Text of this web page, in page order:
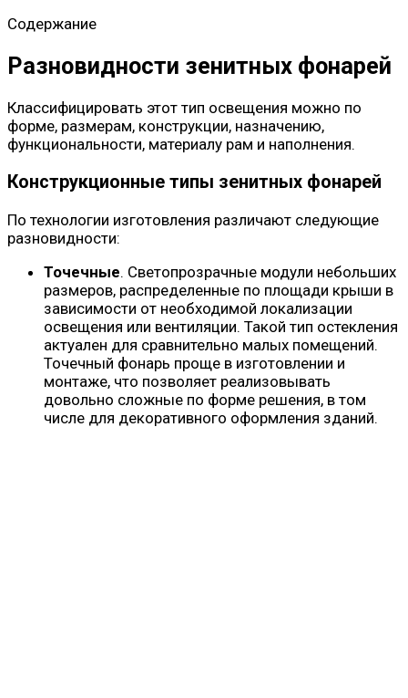
Содержание
Разновидности зенитных фонарей
Классифицировать этот тип освещения можно по
форме, размерам, конструкции, назначению,
функциональности, материалу рам и наполнения.
Конструкционные типы зенитных фонарей
По технологии изготовления различают следующие
разновидности:
Точечные. Светопрозрачные модули небольших
размеров, распределенные по площади крыши в
зависимости от необходимой локализации
освещения или вентиляции. Такой тип остекления
актуален для сравнительно малых помещений.
Точечный фонарь проще в изготовлении и
монтаже, что позволяет реализовывать
довольно сложные по форме решения, в том
числе для декоративного оформления зданий.